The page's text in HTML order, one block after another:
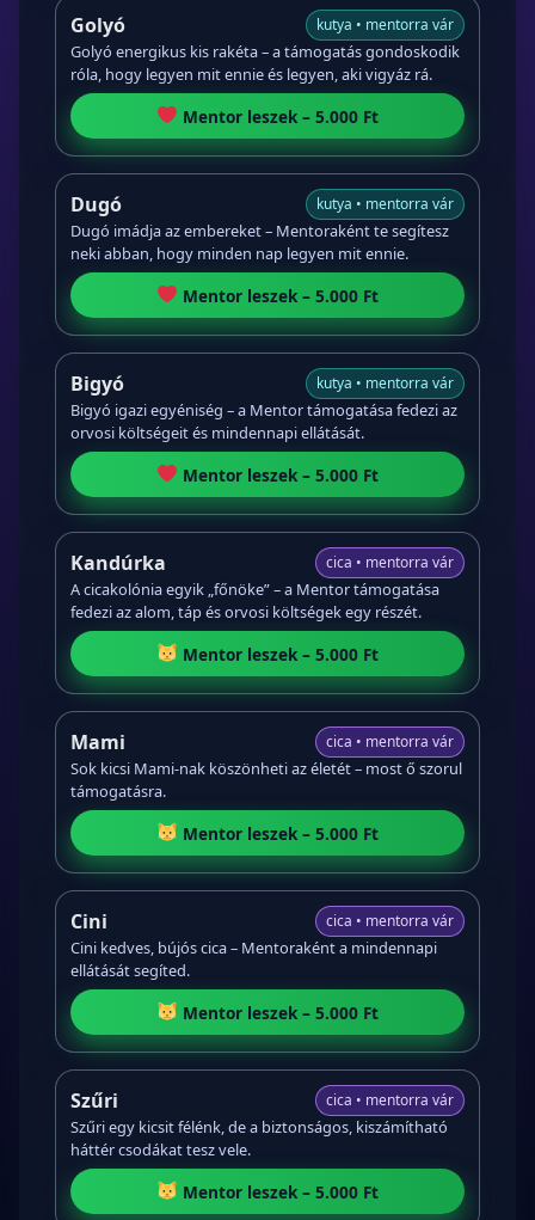
Golyó kutya • mentorra vár
Golyó energikus kis rakéta – a támogatás gondoskodik
róla, hogy legyen mit ennie és legyen, aki vigyáz rá.
Mentor leszek – 5.000 Ft
Dugó kutya • mentorra vár
Dugó imádja az embereket – Mentoraként te segítesz
neki abban, hogy minden nap legyen mit ennie.
Mentor leszek – 5.000 Ft
Bigyó kutya • mentorra vár
Bigyó igazi egyéniség – a Mentor támogatása fedezi az
orvosi költségeit és mindennapi ellátását.
Mentor leszek – 5.000 Ft
Kandúrka cica • mentorra vár
A cicakolónia egyik „főnöke” – a Mentor támogatása
fedezi az alom, táp és orvosi költségek egy részét.
Mentor leszek – 5.000 Ft
Mami cica • mentorra vár
Sok kicsi Mami-nak köszönheti az életét – most ő szorul
támogatásra.
Mentor leszek – 5.000 Ft
Cini cica • mentorra vár
Cini kedves, bújós cica – Mentoraként a mindennapi
ellátását segíted.
Mentor leszek – 5.000 Ft
Szűri cica • mentorra vár
Szűri egy kicsit félénk, de a biztonságos, kiszámítható
háttér csodákat tesz vele.
Mentor leszek – 5.000 Ft